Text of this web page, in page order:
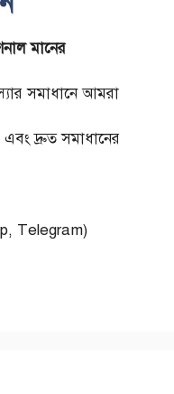
মানের
সমাধানে আমরা
এবং দ্রুত সমাধানের
Telegram)